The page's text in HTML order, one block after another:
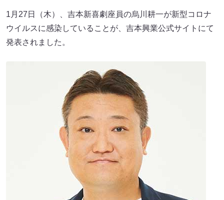
1月27日（木）、吉本新喜劇座員の烏川耕一が新型コロナ
ウイルスに感染していることが、吉本興業公式サイトにて
発表されました。